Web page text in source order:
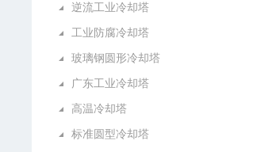
逆流工业冷却塔
工业防腐冷却塔
玻璃钢圆形冷却塔
广东工业冷却塔
高温冷却塔
标准圆型冷却塔